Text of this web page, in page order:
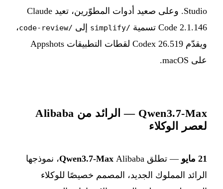
Studio. وعلى صعيد أدوات المطوّرين، تعيد Claude
Code 2.1.146 تسمية
/simplify إلى /code-review
،
ويقدّم Codex 26.519 لقطات التطبيقات Appshots
على macOS.
Qwen3.7-Max — الرائد من Alibaba
لعصر الوكلاء
21 مايو — تطلق Alibaba ‏ Qwen3.7-Max، نموذجها
الرائد المملوك الجديد، المصمم خصيصًا للوكلاء